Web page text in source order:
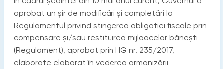
aprobat un șir de modificări și completări la
Regulamentul privind stingerea obligației fiscale prin
compensare și/sau restituirea mijloacelor bănești
(Regulament), aprobat prin HG nr. 235/2017,
elaborate elaborat în vederea armonizării